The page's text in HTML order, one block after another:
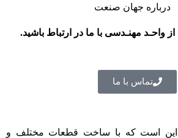
واحـد مهنـدسی با ما در ارتباط باشید.
تماس با ما
است که با ساخت قطعات مختلف و